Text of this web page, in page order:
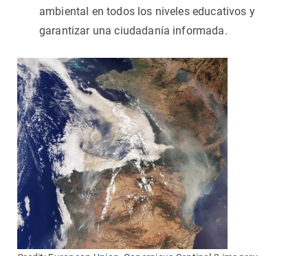
ambiental en todos los niveles educativos y
garantizar una ciudadanía informada.